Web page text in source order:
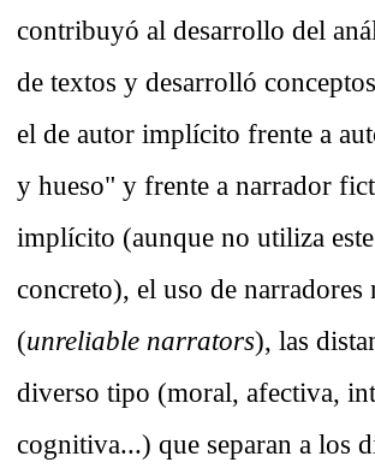
contribuyó al desarrollo del
de textos y desarrolló
el de autor implícito frente a
y hueso" y frente a narrador
implícito (aunque no utiliza
concreto), el uso de narradores
(unreliable narrators), las
diverso tipo (moral, afectiva,
cognitiva...) que separan a los